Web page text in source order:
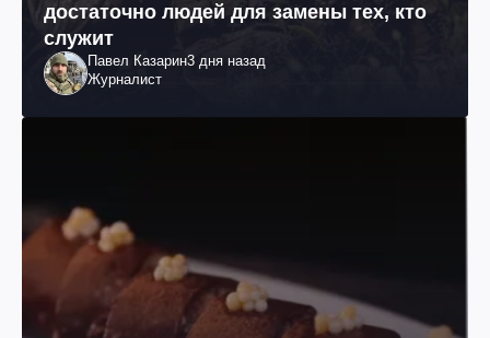
достаточно людей для замены тех, кто
служит
Павел Казарин3 дня назад
Журналист